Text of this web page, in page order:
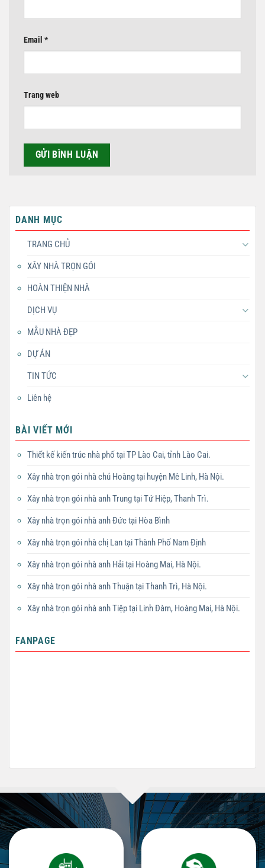
Email *
Trang web
DANH MỤC
TRANG CHỦ
XÂY NHÀ TRỌN GÓI
HOÀN THIỆN NHÀ
DỊCH VỤ
MẪU NHÀ ĐẸP
DỰ ÁN
TIN TỨC
Liên hệ
BÀI VIẾT MỚI
Thiết kế kiến trúc nhà phố tại TP Lào Cai, tỉnh Lào Cai.
Xây nhà trọn gói nhà chú Hoàng tại huyện Mê Linh, Hà Nội.
Xây nhà trọn gói nhà anh Trung tại Tứ Hiệp, Thanh Trì.
Xây nhà trọn gói nhà anh Đức tại Hòa Bình
Xây nhà trọn gói nhà chị Lan tại Thành Phố Nam Định
Xây nhà trọn gói nhà anh Hải tại Hoàng Mai, Hà Nội.
Xây nhà trọn gói nhà anh Thuận tại Thanh Trì, Hà Nội.
Xây nhà trọn gói nhà anh Tiệp tại Linh Đàm, Hoàng Mai, Hà Nội.
FANPAGE